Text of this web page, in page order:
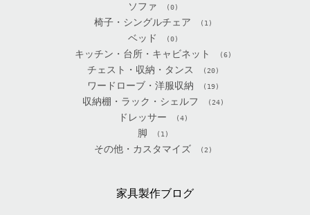
ソファ (0)
椅子・シングルチェア (1)
ベッド (0)
キッチン・台所・キャビネット (6)
チェスト・収納・タンス (20)
ワードローブ・洋服収納 (19)
収納棚・ラック・シェルフ (24)
ドレッサー (4)
脚 (1)
その他・カスタマイズ (2)
家具製作ブログ